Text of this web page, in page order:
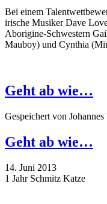
Bei einem
irische Musiker Dave
Aborigine-Schwestern
Mauboy) und Cynthia
Geht ab wie…
Gespeichert von
Geht ab wie…
14. Juni 2013
1 Jahr Schmitz Katze